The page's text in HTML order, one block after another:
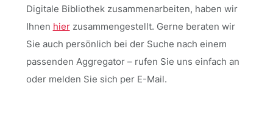
Digitale Bibliothek zusammenarbeiten, haben wir
Ihnen hierzusammengestellt. Gerne beraten wir
Sie auch persönlich bei der Suche nach einem
passenden Aggregator – rufen Sie uns einfach an
oder melden Sie sich per E-Mail.